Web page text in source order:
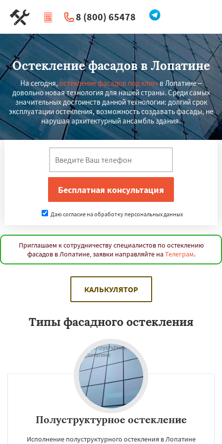
8 (800) 65478
| Перезвоните мне
Остекление фасадов в Лопатине
На сегодня,остекление фасадов под ключв Лопатине –
довольно новая технология для нашей страны. Среди самых
значительных достоинств данной технологии: долгий срок
эксплуатации остекления, возможность создавать фасады, не
нарушая архитектурный ансамбль здания.
Даю согласие на обработку персональных данных
Приглашаем к сотрудничеству специалистов по остеклению
фасадов в Лопатине, заявки направляйте на Телеграм.
КАЛЬКУЛЯТОР
Типы фасадного остекления
Полуструктурное остекление
Исполнение полуструктурного остекления в Лопатине